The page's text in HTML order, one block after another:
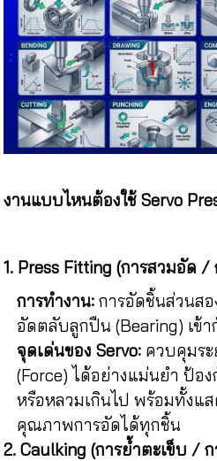
งานแบบไหนต้องใช้ Servo
1. Press Fitting (การสวมอัด /
การทำงาน: การอัดชิ้นส่วนสอ
อัดตลับลูกปืน (Bearing) เข้า
จุดเด่นของ Servo: ควบคุมระ
(Force) ได้อย่างแม่นยำ ป้อ
หรือหลวมเกินไป พร้อมทั้งแ
คุณภาพการอัดได้ทุกชิ้น
2. Caulking (การย้ำตะเข็บ /